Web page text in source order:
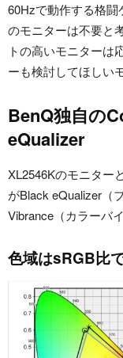
60Hzで動作する格闘
のモニターは不要と
トの高いモニターは
ーも検討してほしい
BenQ独自の
eQualizer
XL2546Kのモニター
がBlack eQualizer（
Vibrance（カラーバ
色域はsRGB比